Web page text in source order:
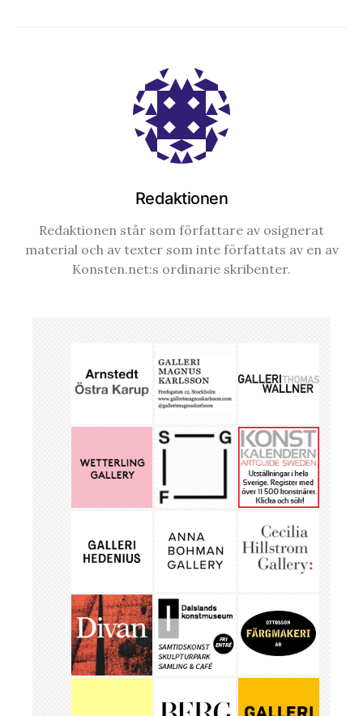
Redaktionen
Redaktionen står som författare av osignerat
material och av texter som inte författats av en av
Konsten.net:s ordinarie skribenter.